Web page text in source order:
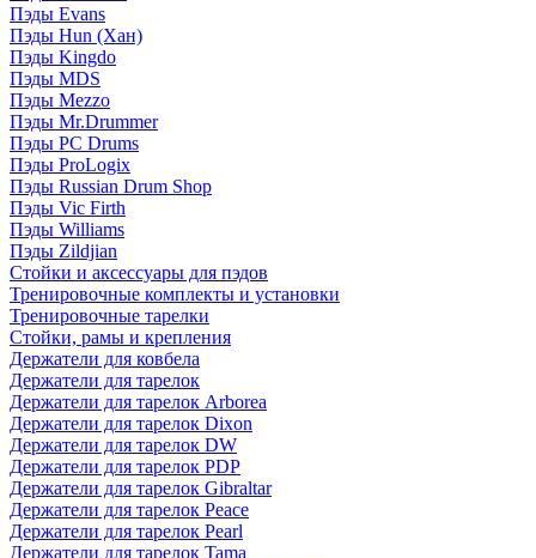
Пэды Evans
Пэды Hun (Хан)
Пэды Kingdo
Пэды MDS
Пэды Mezzo
Пэды Mr.Drummer
Пэды PC Drums
Пэды ProLogix
Пэды Russian Drum Shop
Пэды Vic Firth
Пэды Williams
Пэды Zildjian
Стойки и аксессуары для пэдов
Тренировочные комплекты и установки
Тренировочные тарелки
Стойки, рамы и крепления
Держатели для ковбела
Держатели для тарелок
Держатели для тарелок Arborea
Держатели для тарелок Dixon
Держатели для тарелок DW
Держатели для тарелок PDP
Держатели для тарелок Gibraltar
Держатели для тарелок Peace
Держатели для тарелок Pearl
Держатели для тарелок Tama